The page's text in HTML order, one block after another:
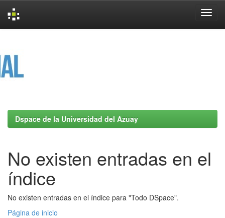
Dspace de la Universidad del Azuay
No existen entradas en el
índice
No existen entradas en el índice para "Todo DSpace".
Página de inicio